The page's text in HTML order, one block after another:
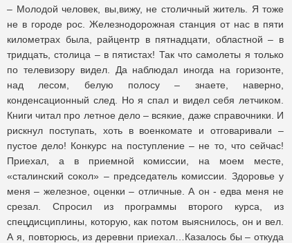
– Молодой человек, вы,вижу, не столичный житель. Я тоже
не в городе рос. Железнодорожная станция от нас в пяти
километрах была, райцентр в пятнадцати, областной – в
тридцать, столица – в пятистах! Так что самолеты я только
по телевизору видел. Да наблюдал иногда на горизонте,
над лесом, белую полосу – знаете, наверно,
конденсационный след. Но я спал и видел себя летчиком.
Книги читал про летное дело – всякие, даже справочники. И
рискнул поступать, хоть в военкомате и отговаривали –
пустое дело! Конкурс на поступление – не то, что сейчас!
Приехал, а в приемной комиссии, на моем месте,
«сталинский сокол» – председатель комиссии. Здоровье у
меня – железное, оценки – отличные. А он - едва меня не
срезал. Спросил из программы второго курса, из
спецдисциплины, которую, как потом выяснилось, он и вел.
А я, повторюсь, из деревни приехал…Казалось бы – откуда